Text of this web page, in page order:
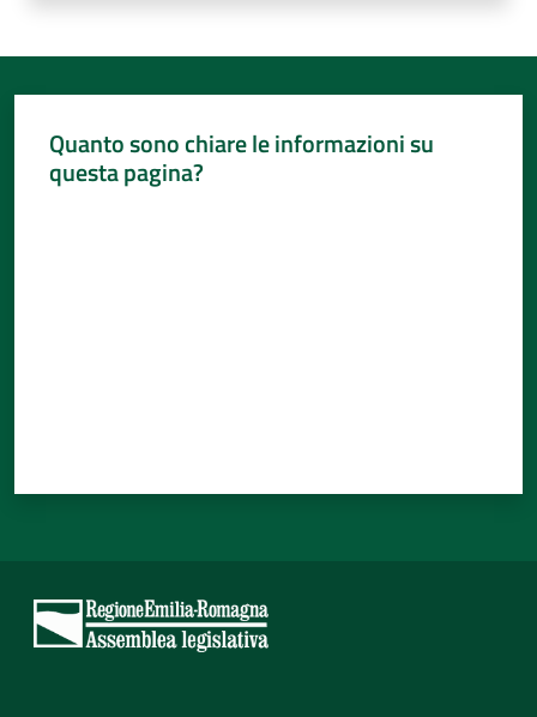
Quanto sono chiare le informazioni su
questa pagina?